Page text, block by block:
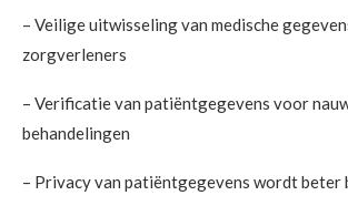
– Veilige uitwisseling van medische
zorgverleners
– Verificatie van patiëntgegevens voor
behandelingen
– Privacy van patiëntgegevens wordt beter